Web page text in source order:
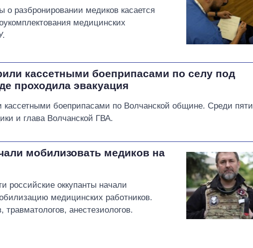
о разбронировании медиков касается
медицинских
кассетными боеприпасами по селу под
проходила эвакуация
кассетными боеприпасами по Волчанской общине. Среди пяти
и глава Волчанской ГВА.
мобилизовать медиков на
российские оккупанты начали
медицинских работников.
травматологов, анестезиологов.